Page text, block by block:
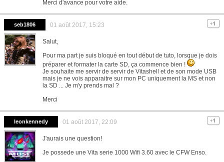
Merci d'avance pour votre aide.
seb1806 01 août 2017, 15:23
Salut,
Pour ma part je suis bloqué en tout début de tuto, lorsque je dois
préparer et formater la carte SD, ça commence bien !
Je souhaite me servir de servir de Vitashell et de son mode USB
mais je ne vois apparaitre sur mon PC uniquement la MS et non
la SD ... Je m'y prends mal ?
Merci
leonkennedy 01 août 2017, 22:09
J'aurais une question!
Je possede une Vita serie 1000 Wifi 3.60 avec le CFW Enso.